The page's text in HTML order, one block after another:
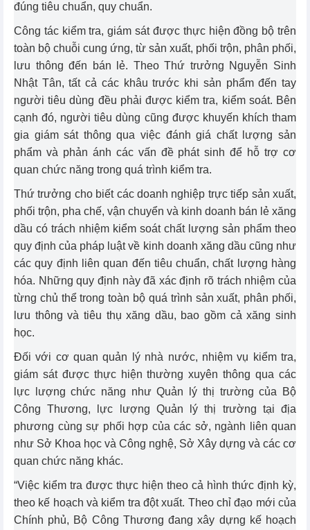
đúng tiêu chuẩn, quy chuẩn.
Công tác kiểm tra, giám sát được thực hiện đồng bộ trên
toàn bộ chuỗi cung ứng, từ sản xuất, phối trộn, phân phối,
lưu thông đến bán lẻ. Theo Thứ trưởng Nguyễn Sinh
Nhật Tân, tất cả các khâu trước khi sản phẩm đến tay
người tiêu dùng đều phải được kiểm tra, kiểm soát. Bên
cạnh đó, người tiêu dùng cũng được khuyến khích tham
gia giám sát thông qua việc đánh giá chất lượng sản
phẩm và phản ánh các vấn đề phát sinh để hỗ trợ cơ
quan chức năng trong quá trình kiểm tra.
Thứ trưởng cho biết các doanh nghiệp trực tiếp sản xuất,
phối trộn, pha chế, vận chuyển và kinh doanh bán lẻ xăng
dầu có trách nhiệm kiểm soát chất lượng sản phẩm theo
quy định của pháp luật về kinh doanh xăng dầu cũng như
các quy định liên quan đến tiêu chuẩn, chất lượng hàng
hóa. Những quy định này đã xác định rõ trách nhiệm của
từng chủ thể trong toàn bộ quá trình sản xuất, phân phối,
lưu thông và tiêu thụ xăng dầu, bao gồm cả xăng sinh
học.
Đối với cơ quan quản lý nhà nước, nhiệm vụ kiểm tra,
giám sát được thực hiện thường xuyên thông qua các
lực lượng chức năng như Quản lý thị trường của Bộ
Công Thương, lực lượng Quản lý thị trường tại địa
phương cùng sự phối hợp của các sở, ngành liên quan
như Sở Khoa học và Công nghệ, Sở Xây dựng và các cơ
quan chức năng khác.
“Việc kiểm tra được thực hiện theo cả hình thức định kỳ,
theo kế hoạch và kiểm tra đột xuất. Theo chỉ đạo mới của
Chính phủ, Bộ Công Thương đang xây dựng kế hoạch